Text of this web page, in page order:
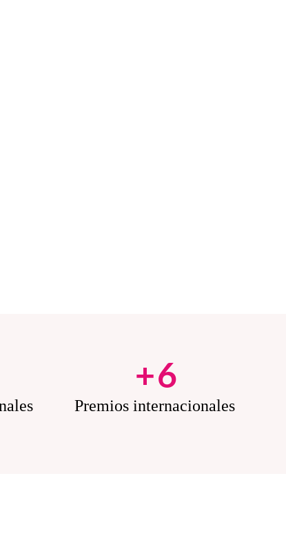
+6
Premios internacionales